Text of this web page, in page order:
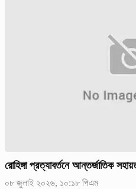
রোহিঙ্গা প্রত্যাবর্তনে আন্তর্জাতিক
০৮ জুলাই ২০২৬, ১০:১৮ পিএম